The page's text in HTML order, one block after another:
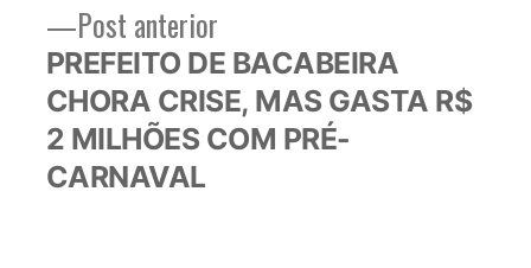
Post anteriorPost
anterior:
PREFEITO DE BACABEIRA
CHORA CRISE, MAS GASTA R$
2 MILHÕES COM PRÉ-
CARNAVAL